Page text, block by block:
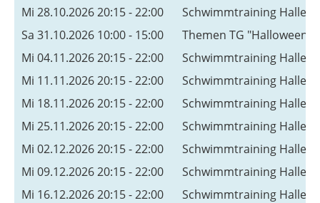
Mi 28.10.2026 20:15 - 22:00
Schwimmtraining
Sa 31.10.2026 10:00 - 15:00
Themen TG "Halloween"
Mi 04.11.2026 20:15 - 22:00
Schwimmtraining
Mi 11.11.2026 20:15 - 22:00
Schwimmtraining
Mi 18.11.2026 20:15 - 22:00
Schwimmtraining
Mi 25.11.2026 20:15 - 22:00
Schwimmtraining
Mi 02.12.2026 20:15 - 22:00
Schwimmtraining
Mi 09.12.2026 20:15 - 22:00
Schwimmtraining
Mi 16.12.2026 20:15 - 22:00
Schwimmtraining